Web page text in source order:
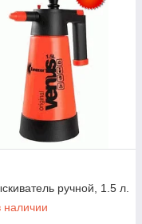
ручной, 1.5 л.
наличии